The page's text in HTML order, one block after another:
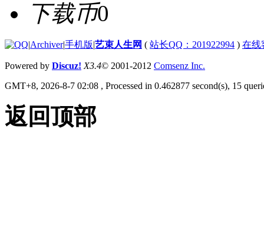
下载币0
|Archiver|手机版|艺束人生网 ( 站长QQ：201922994 ) 在线
Powered by Discuz! X3.4© 2001-2012 Comsenz Inc.
GMT+8, 2026-8-7 02:08 , Processed in 0.462877 second(s), 15
返回顶部